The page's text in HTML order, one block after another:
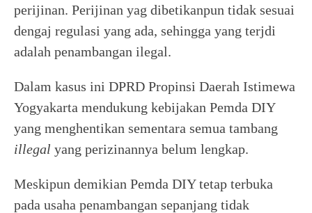
perijinan. Perijinan yag dibetikanpun tidak sesuai
dengaj regulasi yang ada, sehingga yang terjdi
adalah penambangan ilegal.
Dalam kasus ini DPRD Propinsi Daerah Istimewa
Yogyakarta mendukung kebijakan Pemda DIY
yang menghentikan sementara semua tambang
illegal yang perizinannya belum lengkap.
Meskipun demikian Pemda DIY tetap terbuka
pada usaha penambangan sepanjang tidak